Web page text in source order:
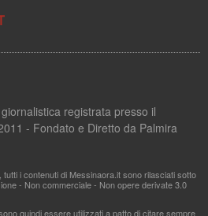
registrata presso il
- Fondato e Diretto da Palmira
i contenuti di Messinaora.it sono rilasciati sotto
- Non commerciale - Non opere derivate 3.0
quindi essere utilizzati a patto di citare sempre